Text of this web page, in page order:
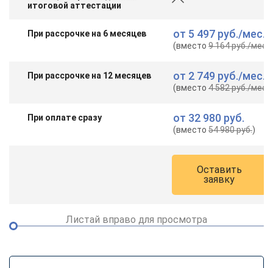
итоговой аттестации
При рассрочке на 6 месяцев от 5 497 руб./мес.
(вместо9 164 руб./мес.
При рассрочке на 12 месяцев от 2 749 руб./мес.
(вместо4 582 руб./мес.
При оплате сразу от 32 980 руб.
(вместо54 980 руб.)
Оставить
заявку
Листай вправо для просмотра